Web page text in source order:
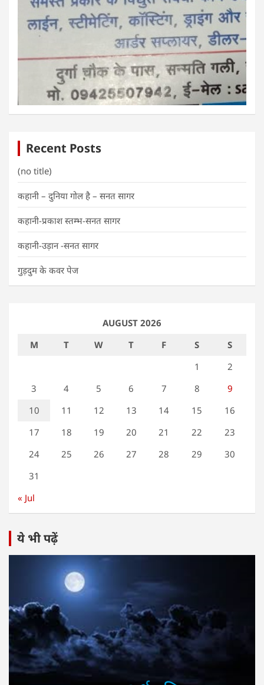
Recent Posts
(no title)
कहानी – दुनिया गोल है – सनत सागर
कहानी-प्रकाश स्तम्भ-सनत सागर
कहानी-उड़ान -सनत सागर
गुड़दुम के कवर पेज
AUGUST 2026
M
T W T F S
S
1
2
3
4 5 6 7 8
9
10
11 12 13 14 15
16
17
18 19 20 21 22
23
24
25 26 27 28 29
30
31
« Jul
ये भी पढ़ें